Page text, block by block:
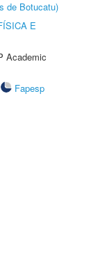
de Botucatu)
E
Academic
Fapesp